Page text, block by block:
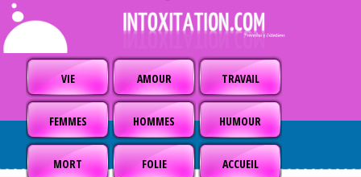
VIE AMOUR TRAVAIL
FEMMES HOMMES HUMOUR
MORT FOLIE ACCUEIL